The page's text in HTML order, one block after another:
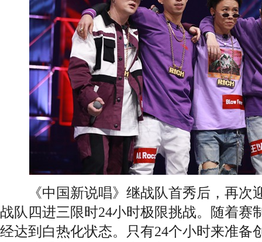
《中国新说唱》继战队首秀后，再次
战队四进三限时24小时极限挑战。随着赛
经达到白热化状态。只有24个小时来准备